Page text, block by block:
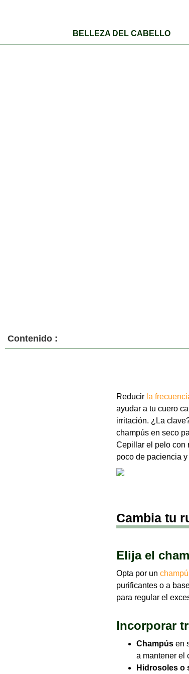
BELLEZA DEL CABELLO
Contenido :
Reducir la
ayudar a tu cuero
irritación. ¿La
champús en seco
Cepillar el pelo con
poco de paciencia
Cambia tu
Elija el
Opta por un champú
purificantes o a
para regular el
Incorporar
Champúsen
a mantener el
Hidrosoles o